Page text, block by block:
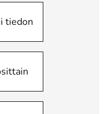
tiedon